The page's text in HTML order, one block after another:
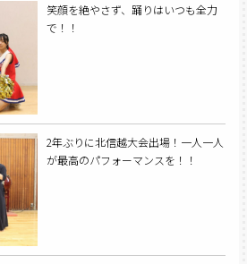
笑顔を絶やさず、踊りはいつも全力
で！！
2年ぶりに北信越大会出場！一人一人
が最高のパフォーマンスを！！